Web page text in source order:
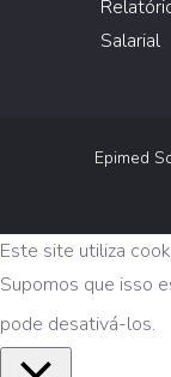
Salarial
Epimed
Este site utiliza
Supomos que isso
pode desativá-los.